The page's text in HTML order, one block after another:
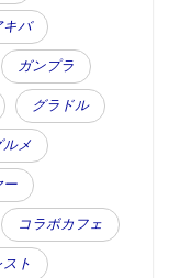
キバ
ガンプラ
グラドル
ルメ
ー
コラボカフェ
ト